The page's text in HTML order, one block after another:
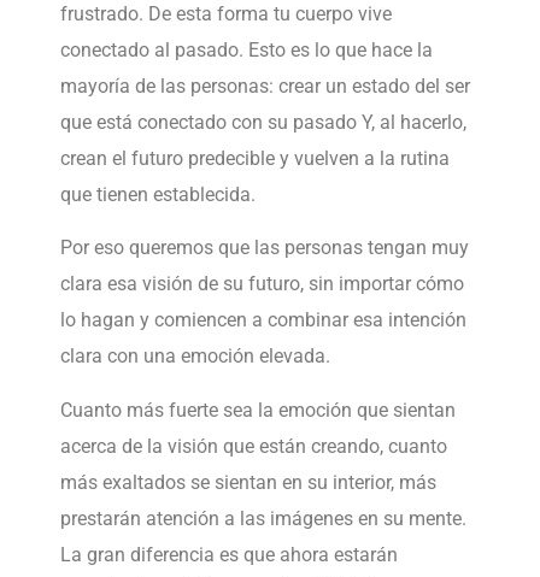
frustrado. De esta forma tu cuerpo vive
conectado al pasado. Esto es lo que hace la
mayoría de las personas: crear un estado del ser
que está conectado con su pasado Y, al hacerlo,
crean el futuro predecible y vuelven a la rutina
que tienen establecida.
Por eso queremos que las personas tengan muy
clara esa visión de su futuro, sin importar cómo
lo hagan y comiencen a combinar esa intención
clara con una emoción elevada.
Cuanto más fuerte sea la emoción que sientan
acerca de la visión que están creando, cuanto
más exaltados se sientan en su interior, más
prestarán atención a las imágenes en su mente.
La gran diferencia es que ahora estarán